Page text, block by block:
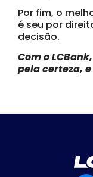
Por fim, o
é seu por
decisão.
Com o
pela certeza,